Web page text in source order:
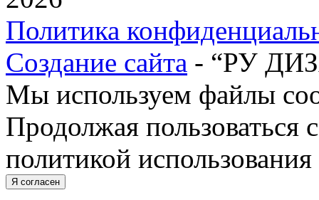
Политика
Создание сайта - “РУ
Мы используем файлы
Продолжая пользоваться
политикой
Я согласен